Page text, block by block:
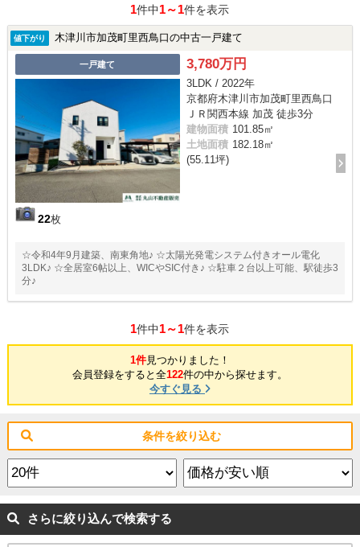
1件中1～1件を表示
値下がり 木津川市加茂町里西鳥口の中古一戸建て
一戸建て
22枚
3,780万円
3LDK / 2022年
京都府木津川市加茂町里西鳥口
ＪＲ関西本線 加茂 徒歩3分
建物面積 101.85㎡
土地面積 182.18㎡
(55.11坪)
☆令和4年9月建築、南東角地♪ ☆太陽光発電システム付きオール電化
3LDK♪ ☆全居室6帖以上、WICやSIC付き♪ ☆駐車２台以上可能、駅徒歩3
分♪
1件中1～1件を表示
1件見つかりました！
会員登録をすると全122件の中から探せます。
今すぐ見る
条件を絞り込む
さらに絞り込んで検索する